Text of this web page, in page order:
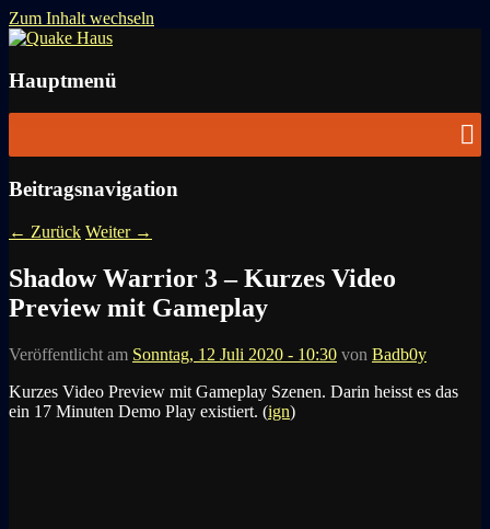
Zum Inhalt wechseln
Quake Haus
Hauptmenü
Beitragsnavigation
← Zurück Weiter →
Shadow Warrior 3 – Kurzes Video
Preview mit Gameplay
Veröffentlicht am Sonntag, 12 Juli 2020 - 10:30 von Badb0y
Kurzes Video Preview mit Gameplay Szenen. Darin heisst es das
ein 17 Minuten Demo Play existiert. (ign)